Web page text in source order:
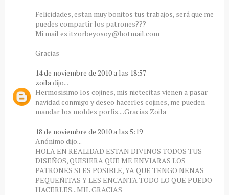
Felicidades, estan muy bonitos tus trabajos, será que me
puedes compartir los patrones???
Mi mail es itzorbeyosoy@hotmail.com
Gracias
14 de noviembre de 2010 a las 18:57
zoila dijo...
Hermosisimo los cojines, mis nietecitas vienen a pasar
navidad conmigo y deseo hacerles cojines, me pueden
mandar los moldes porfis....Gracias Zoila
18 de noviembre de 2010 a las 5:19
Anónimo dijo...
HOLA EN REALIDAD ESTAN DIVINOS TODOS TUS
DISEÑOS, QUISIERA QUE ME ENVIARAS LOS
PATRONES SI ES POSIBLE, YA QUE TENGO NENAS
PEQUEÑITAS Y LES ENCANTA TODO LO QUE PUEDO
HACERLES...MIL GRACIAS